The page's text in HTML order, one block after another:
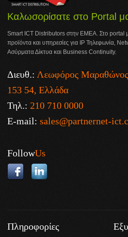
Καλωσορίσατε στο Portal
Smart ICT Distributors στην ΕΜΕΑ. Στο portal
προϊόντα και υπηρεσίες για IP Τηλεφωνία,
Ασύρματα Δίκτυα και Business Continuity.
Διευθ.: Λεωφόρος
153 54, Ελλάδα
Τηλ.: 210 710 0000
E-mail: sales@partnernet-
FollowUs
Πληροφορίες